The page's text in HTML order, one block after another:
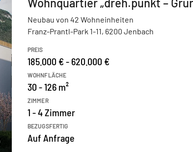
Neubau von 42 Wohneinheiten
Franz-Prantl-Park 1-11, 6200 Jenbach
PREIS
185.000 € - 620.000 €
WOHNFLÄCHE
30 - 126 m²
ZIMMER
1 - 4 Zimmer
BEZUGSFERTIG
Auf Anfrage